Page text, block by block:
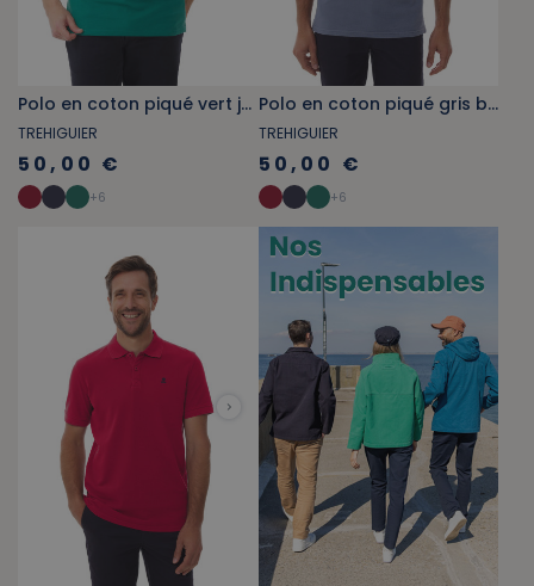
Polo en coton piqué vert jade
TREHIGUIER
50,00 €
+6
Polo en coton piqué gris bleuté
TREHIGUIER
50,00 €
+6